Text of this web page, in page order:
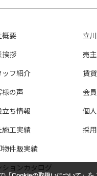
概要
挨拶
ッフ紹介
様の声
立ち情報
施工実績
物件販実績
ションカタログ
立
売
賃
会
個
採